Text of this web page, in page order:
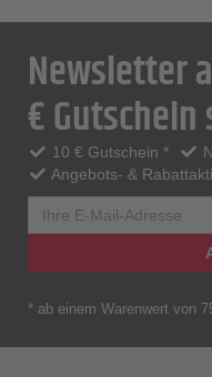
Newsletter
€
10 € Gutschein *
Angebots- &
* ab einem Warenwert von